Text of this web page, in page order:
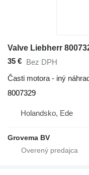
Valve Liebherr
35 € Bez DPH
Časti motora - iný
8007329
Holandsko, Ede
Grovema BV